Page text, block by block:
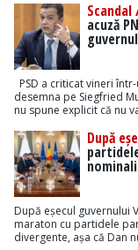
Scandal
acuză
PSD a criticat vineri
desemna pe Siegfried
nu spune explicit că nu
După
După eșecul guvernului
maraton cu partidele
divergente, așa că Dan